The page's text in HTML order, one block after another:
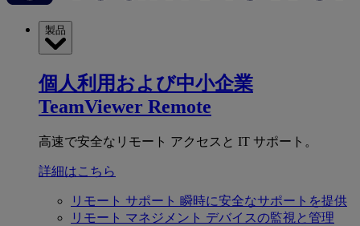
製品
個人利用および中小企業
TeamViewer Remote
高速で安全なリモート アクセスと IT サポート。
詳細はこちら
リモート サポート 瞬時に安全なサポートを提供
リモート マネジメント デバイスの監視と管理